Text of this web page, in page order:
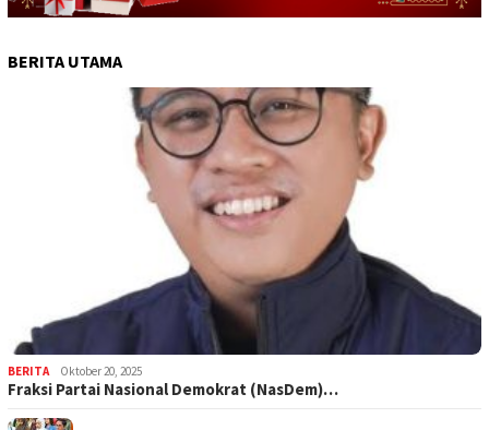
BERITA UTAMA
BERITA Oktober 20, 2025
Fraksi Partai Nasional Demokrat (NasDem)…